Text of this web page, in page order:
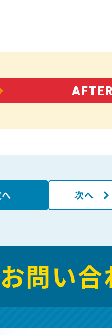
次へ
問い